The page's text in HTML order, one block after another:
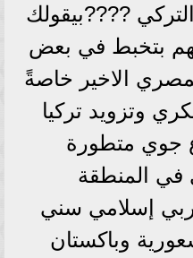
????بيقولك
بتخبط في بعض
الاخير خاصةً
وتزويد تركيا
جوي متطورة
المنطقة
إسلامي سني
وباكستان